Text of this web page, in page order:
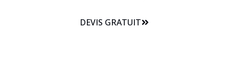
DEVIS GRATUIT